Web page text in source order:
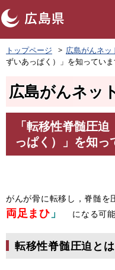
ペ
ー
ジ
トップページ 広島がんネッ
ずいあっぱく）」を知っていま
広島がんネッ
「転移性脊髄圧
っぱく）」を知っ
がんが骨に転移し，脊髄
両足まひ 」 になる可
転移性脊髄圧迫とは